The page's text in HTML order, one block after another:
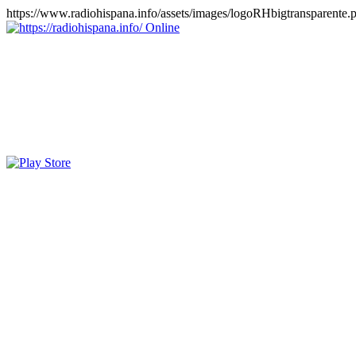
https://www.radiohispana.info/assets/images/
Online